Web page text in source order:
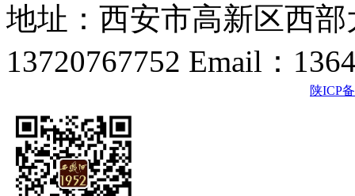
地址：西安市高新区西
13720767752 Email：
陕ICP